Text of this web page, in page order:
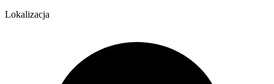
Lokalizacja